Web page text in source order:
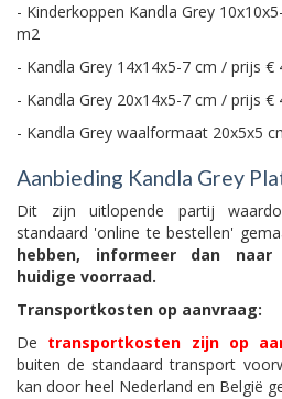
- Kinderkoppen Kandla Grey
m2
- Kandla Grey 14x14x5-7 cm / prijs €
- Kandla Grey 20x14x5-7 cm / prijs €
- Kandla Grey waalformaat 20x5x5
Aanbieding Kandla Grey
Dit zijn uitlopende partij
standaard 'online te bestellen'
hebben, informeer dan
huidige voorraad.
Transportkosten op aanvraag:
De transportkosten zijn op
buiten de standaard transport
kan door heel Nederland en België